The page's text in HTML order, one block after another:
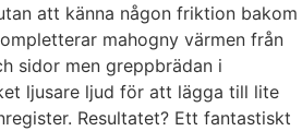
att känna någon friktion bakom
mahogny värmen från
sidor men greppbrädan i
ljusare ljud för att lägga till lite
Resultatet? Ett fantastiskt